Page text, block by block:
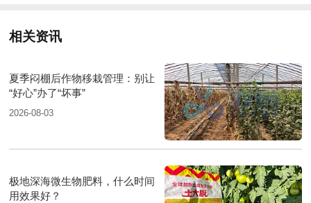
相关资讯
夏季闷棚后作物移栽管理：别让
“好心”办了“坏事”
2026-08-03
极地深海微生物肥料，什么时间
用效果好？